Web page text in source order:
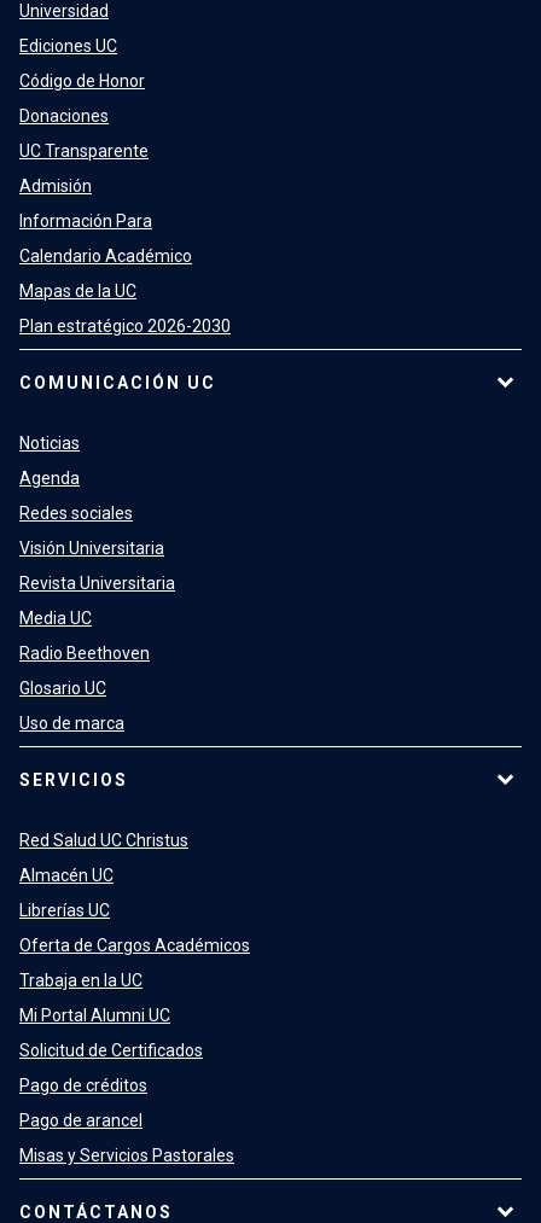
Universidad
Ediciones UC
Código de Honor
Donaciones
UC Transparente
Admisión
Información Para
Calendario Académico
Mapas de la UC
Plan estratégico 2026-2030
COMUNICACIÓN UC
Noticias
Agenda
Redes sociales
Visión Universitaria
Revista Universitaria
Media UC
Radio Beethoven
Glosario UC
Uso de marca
SERVICIOS
Red Salud UC Christus
Almacén UC
Librerías UC
Oferta de Cargos Académicos
Trabaja en la UC
Mi Portal Alumni UC
Solicitud de Certificados
Pago de créditos
Pago de arancel
Misas y Servicios Pastorales
CONTÁCTANOS